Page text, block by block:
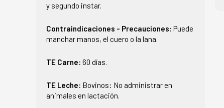
y segundo instar.
Contraindicaciones - Precauciones: Puede
manchar manos, el cuero o la lana.
TE Carne: 60 días.
TE Leche: Bovinos: No administrar en
animales en lactación.